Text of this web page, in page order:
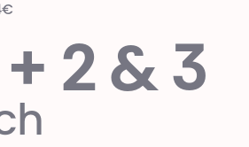
2 & 3